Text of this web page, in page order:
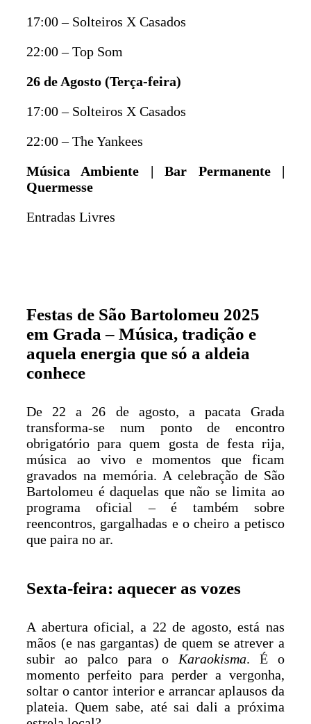
17:00 – Solteiros X Casados
22:00 – Top Som
26 de Agosto (Terça-feira)
17:00 – Solteiros X Casados
22:00 – The Yankees
Música Ambiente | Bar Permanente |
Quermesse
Entradas Livres
Festas de São Bartolomeu 2025
em Grada – Música, tradição e
aquela energia que só a aldeia
conhece
De 22 a 26 de agosto, a pacata Grada
transforma-se num ponto de encontro
obrigatório para quem gosta de festa rija,
música ao vivo e momentos que ficam
gravados na memória. A celebração de São
Bartolomeu é daquelas que não se limita ao
programa oficial – é também sobre
reencontros, gargalhadas e o cheiro a petisco
que paira no ar.
Sexta-feira: aquecer as vozes
A abertura oficial, a 22 de agosto, está nas
mãos (e nas gargantas) de quem se atrever a
subir ao palco para o Karaokisma. É o
momento perfeito para perder a vergonha,
soltar o cantor interior e arrancar aplausos da
plateia. Quem sabe, até sai dali a próxima